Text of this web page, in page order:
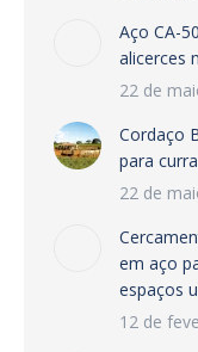
Aço CA-
alicerces
22 de
Cordaço
para
22 de
em aço
espaços
12 de